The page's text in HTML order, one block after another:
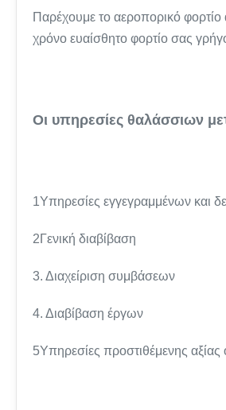
Παρέχουμε το αεροπορικό
χρόνο ευαίσθητο φορτίο σας
Οι υπηρεσίες θαλάσσιων
1Υπηρεσίες εγγεγραμμένων και
2Γενική διαβίβαση
3. Διαχείριση συμβάσεων
4. Διαβίβαση έργων
5Υπηρεσίες προστιθέμενης